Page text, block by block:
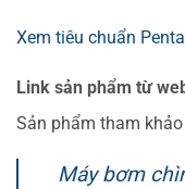
Xem tiêu chuẩn
Link sản phẩm từ
Sản phẩm tham
Máy bơm